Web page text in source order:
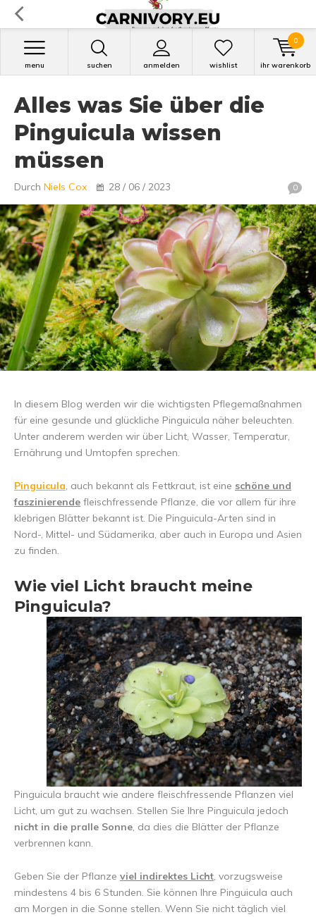
suchen anmelden
menu wishlist ihr warenkorb
0
Alles was Sie über die
Pinguicula wissen
müssen
Durch Niels Cox 28 / 06 / 2023 0
In diesem Blog werden wir die wichtigsten Pflegemaßnahmen
für eine gesunde und glückliche Pinguicula näher beleuchten.
Unter anderem werden wir über Licht, Wasser, Temperatur,
Ernährung und Umtopfen sprechen.
Pinguicula, auch bekannt als Fettkraut, ist eine schöne und
faszinierende fleischfressende Pflanze, die vor allem für ihre
klebrigen Blätter bekannt ist. Die Pinguicula-Arten sind in
Nord-, Mittel- und Südamerika, aber auch in Europa und Asien
zu finden.
Wie viel Licht braucht meine
Pinguicula?
Pinguicula braucht wie andere fleischfressende Pflanzen viel
Licht, um gut zu wachsen. Stellen Sie Ihre Pinguicula jedoch
nicht in die pralle Sonne, da dies die Blätter der Pflanze
verbrennen kann.
Geben Sie der Pflanze viel indirektes Licht, vorzugsweise
mindestens 4 bis 6 Stunden. Sie können Ihre Pinguicula auch
am Morgen in die Sonne stellen. Wenn Sie nicht täglich viel